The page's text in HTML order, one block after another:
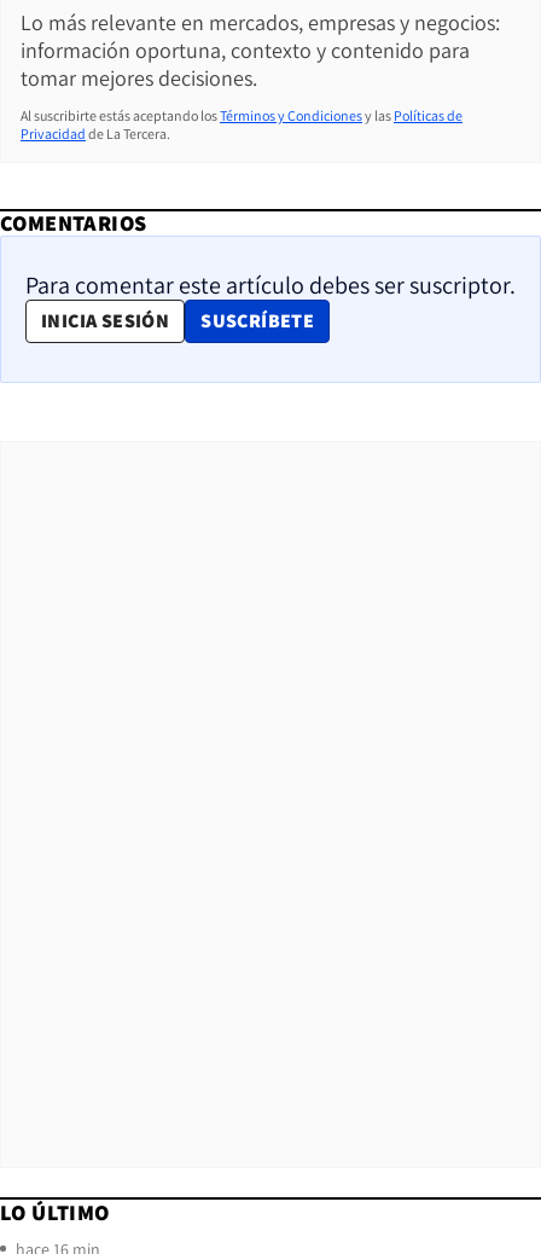
Lo más relevante en mercados, empresas y negocios:
información oportuna, contexto y contenido para
tomar mejores decisiones.
Al suscribirte estás aceptando losTérminos y Condicionesy las Políticas de
Privacidad de La Tercera.
COMENTARIOS
Para comentar este artículo debes ser suscriptor.
INICIA SESIÓN SUSCRÍBETE
OPENS IN NEW WINDOW
LO ÚLTIMO
hace 16 min